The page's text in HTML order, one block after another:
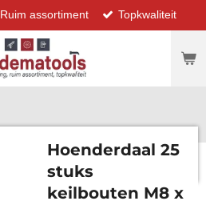
Ruim assortiment Topkwaliteit
Hoenderdaal 25
stuks
keilbouten M8 x